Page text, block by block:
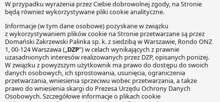
KOMENTARZE
Twój adres e-mail nie zostanie opublikowany. Wymagane
pola są oznaczone*